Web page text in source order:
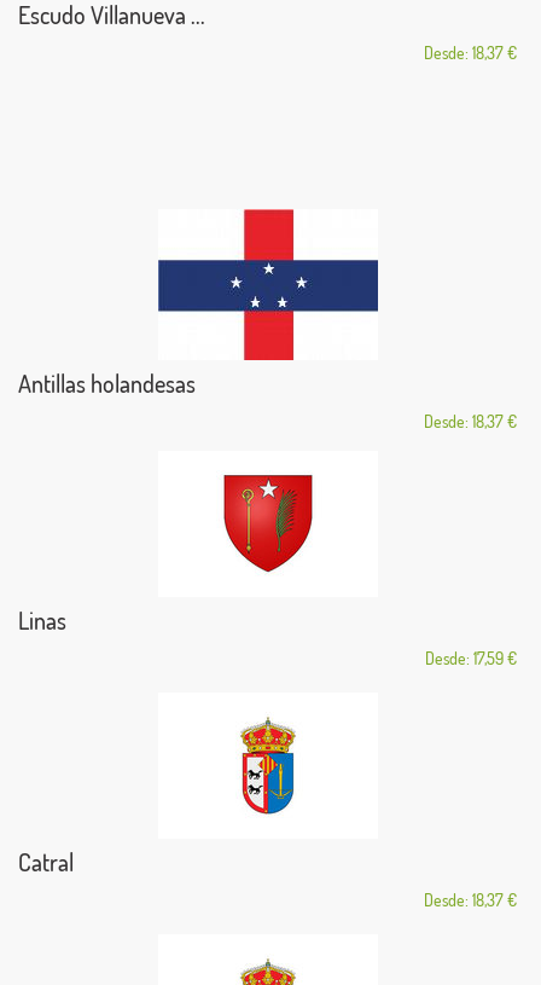
Escudo Villanueva ...
Desde: 18,37 €
Antillas holandesas
Desde: 18,37 €
Linas
Desde: 17,59 €
Catral
Desde: 18,37 €